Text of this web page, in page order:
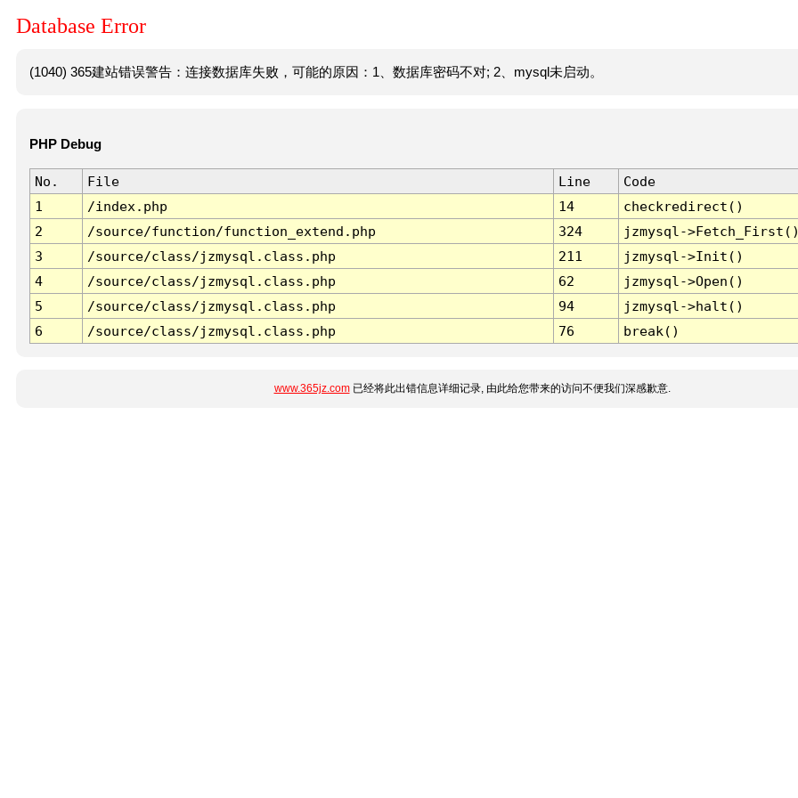
Database Error
(1040) 365建站错误警告：连接数据库失败，可能的原因：1、数据库密码不对; 2、mysql未启动。
PHP Debug
No. File Line
Code
1
/index.php 14
checkredirect()
2
/source/function/function_extend.php 324
jzmysql-
3
/source/class/jzmysql.class.php 211
jzmysql->Init()
4
/source/class/jzmysql.class.php 62
jzmysql->Open()
5
/source/class/jzmysql.class.php 94
jzmysql->halt()
6
/source/class/jzmysql.class.php 76 break()
www.365jz.com已经将此出错信息详细记录, 由此给您带来的访问不便我们深感歉意.